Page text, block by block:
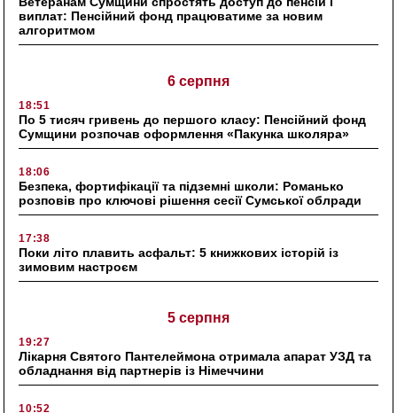
виплат: Пенсійний фонд працюватиме за новим
алгоритмом
6 серпня
18:51
По 5 тисяч гривень до першого класу: Пенсійний фонд
Сумщини розпочав оформлення «Пакунка школяра»
18:06
Безпека, фортифікації та підземні школи: Романько
розповів про ключові рішення сесії Сумської облради
17:38
Поки літо плавить асфальт: 5 книжкових історій із
зимовим настроєм
5 серпня
19:27
Лікарня Святого Пантелеймона отримала апарат УЗД та
обладнання від партнерів із Німеччини
10:52